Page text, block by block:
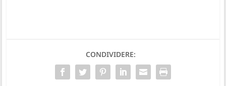
CONDIVIDERE: